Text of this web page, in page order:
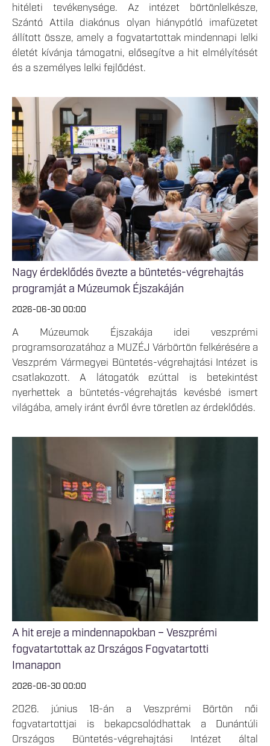
hitéleti tevékenysége. Az intézet börtönlelkésze,
Szántó Attila diakónus olyan hiánypótló imafüzetet
állított össze, amely a fogvatartottak mindennapi lelki
életét kívánja támogatni, elősegítve a hit elmélyítését
és a személyes lelki fejlődést.
Nagy érdeklődés övezte a büntetés-végrehajtás
programját a Múzeumok Éjszakáján
2026-06-30 00:00
A Múzeumok Éjszakája idei veszprémi
programsorozatához a MUZÉJ Várbörtön felkérésére a
Veszprém Vármegyei Büntetés-végrehajtási Intézet is
csatlakozott. A látogatók ezúttal is betekintést
nyerhettek a büntetés-végrehajtás kevésbé ismert
világába, amely iránt évről évre töretlen az érdeklődés.
A hit ereje a mindennapokban – Veszprémi
fogvatartottak az Országos Fogvatartotti
Imanapon
2026-06-30 00:00
2026. június 18-án a Veszprémi Börtön női
fogvatartottjai is bekapcsolódhattak a Dunántúli
Országos Büntetés-végrehajtási Intézet által